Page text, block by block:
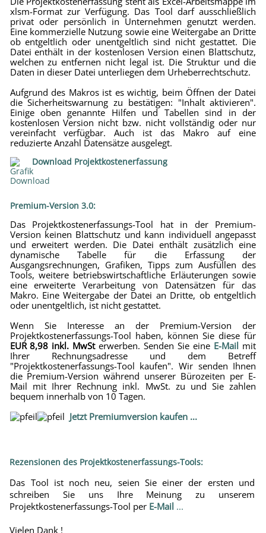
xlsm-Format zur Verfügung. Das Tool darf ausschließlich
privat oder persönlich in Unternehmen genutzt werden.
Eine kommerzielle Nutzung sowie eine Weitergabe an Dritte
ob entgeltlich oder unentgeltlich sind nicht gestattet. Die
Datei enthält in der kostenlosen Version einen Blattschutz,
welchen zu entfernen nicht legal ist. Die Struktur und die
Daten in dieser Datei unterliegen dem Urheberrechtschutz.
Aufgrund des Makros ist es wichtig, beim Öffnen der Datei
die Sicherheitswarnung zu bestätigen: "Inhalt aktivieren".
Einige oben genannte Hilfen und Tabellen sind in der
kostenlosen Version nicht bzw. nicht vollständig oder nur
vereinfacht verfügbar. Auch ist das Makro auf eine
reduzierte Anzahl Datensätze ausgelegt.
Download Projektkostenerfassung
Premium-Version 3.0:
Das Projektkostenerfassungs-Tool hat in der Premium-
Version keinen Blattschutz und kann individuell angepasst
und erweitert werden. Die Datei enthält zusätzlich eine
dynamische Tabelle für die Erfassung der
Ausgangsrechnungen, Grafiken, Tipps zum Ausfüllen des
Tools, weitere betriebswirtschaftliche Erläuterungen sowie
eine erweiterte Verarbeitung von Datensätzen für das
Makro. Eine Weitergabe der Datei an Dritte, ob entgeltlich
oder unentgeltlich, ist nicht gestattet.
Wenn Sie Interesse an der Premium-Version der
Projektkostenerfassungs-Tool haben, können Sie diese für
EUR 8,98 inkl. MwSterwerben. Senden Sie eine E-Mail mit
Ihrer Rechnungsadresse und dem Betreff
"Projektkostenerfassungs-Tool kaufen". Wir senden Ihnen
die Premium-Version während unserer Bürozeiten per E-
Mail mit Ihrer Rechnung inkl. MwSt. zu und Sie zahlen
bequem innerhalb von 10 Tagen.
Jetzt Premiumversion kaufen ...
Rezensionen des Projektkostenerfassungs-Tools:
Das Tool ist noch neu, seien Sie einer der ersten und
schreiben Sie uns Ihre Meinung zu unserem
Projektkostenerfassungs-Tool per E-Mail ...
Vielen Dank !